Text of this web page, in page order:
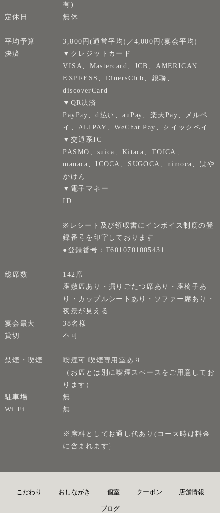
有)
定休日
無休
平均予算
3,800円(通常平均)／4,000円(宴会平均)
決済
▼クレジットカード
VISA、Mastercard、JCB、AMERICAN
EXPRESS、DinersClub、銀聯、
discoverCard
▼QR決済
PayPay、d払い、auPay、楽天Pay、メルペ
イ、ALIPAY、WeChat Pay、クイックペイ
▼交通系IC
PASMO、suica、Kitaca、TOICA、
manaca、ICOCA、SUGOCA、nimoca、はや
かけん
▼電子マネー
ID
※レシート及び領収書にインボイス制度の登
録番号を印字しております
●登録番号：T6010701005431
総席数
142席
座敷席あり・掘りごたつ席あり・座椅子あ
り・カップルシートあり・ソファー席あり・
夜景が見える
宴会最大
38名様
貸切
不可
禁煙・喫煙
喫煙可 喫煙専用室あり
（お席とは別に喫煙スペースをご用意してお
ります）
駐車場
無
Wi-Fi
無
※席料としてお通し代あり(コース時は料金
に含まれます)
こだわり おしながき 個室 クーポン 店舗情報
ブログ